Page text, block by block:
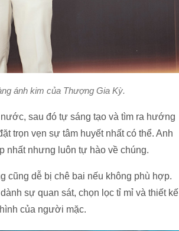
ánh kim của Thượng Gia Kỳ.
sau đó tự sáng tạo và tìm ra hướng
trọn vẹn sự tâm huyết nhất có thể. Anh
nhất nhưng luôn tự hào về chúng.
cũng dễ bị chê bai nếu không phù hợp.
sự quan sát, chọn lọc tỉ mỉ và thiết kế
của người mặc.